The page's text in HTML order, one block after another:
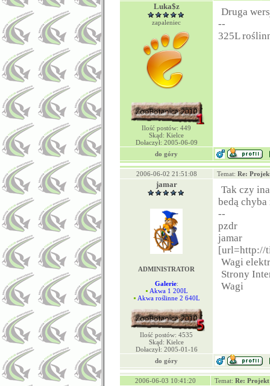
Luka$z
zapaleniec
Ilość postów: 449
Skąd: Kielce
Dołaczył: 2005-06-09
Druga
--
325L
do góry
2006-06-02 21:51:08 Temat: Re:
jamar
ADMINISTRATOR
Galerie:
Akwa 1 200L
Akwa roślinne 2 640L
Ilość postów: 4535
Skąd: Kielce
Dołaczył: 2005-01-16
Tak czy
bedą
--
pzdr
jamar
[url=http://
Wagi
Strony
Wagi
do góry
2006-06-03 10:41:20 Temat: Re: